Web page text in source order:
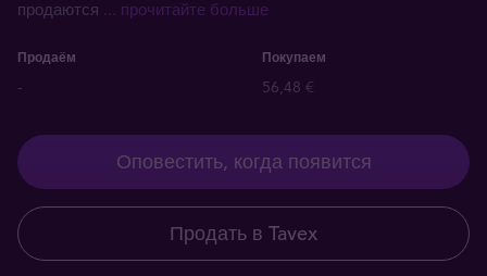
продаются ... прочитайте больше
Продаём Покупаем
- 56,48 €
Оповестить, когда появится
Продать в Tavex